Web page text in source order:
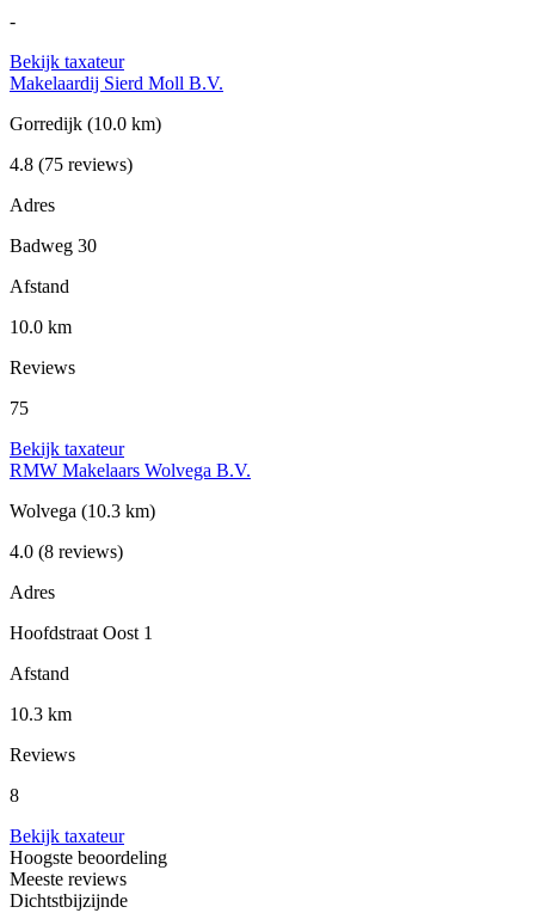
-
Bekijk taxateur
Makelaardij Sierd Moll B.V.
Gorredijk (10.0 km)
4.8 (75 reviews)
Adres
Badweg 30
Afstand
10.0 km
Reviews
75
Bekijk taxateur
RMW Makelaars Wolvega B.V.
Wolvega (10.3 km)
4.0 (8 reviews)
Adres
Hoofdstraat Oost 1
Afstand
10.3 km
Reviews
8
Bekijk taxateur
Hoogste beoordeling
Meeste reviews
Dichtstbijzijnde